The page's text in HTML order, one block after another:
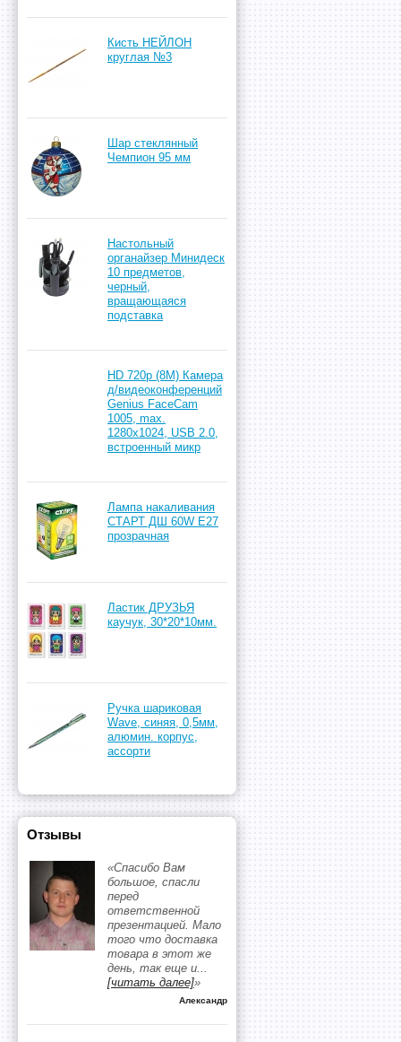
Кисть НЕЙЛОН
круглая №3
Шар стеклянный
Чемпион 95 мм
Настольный
органайзер Минидеск
10 предметов,
черный,
вращающаяся
подставка
HD 720p (8M) Камера
д/видеоконференций
Genius FaceCam
1005, max.
1280x1024, USB 2.0,
встроенный микр
Лампа накаливания
СТАРТ ДШ 60W Е27
прозрачная
Ластик ДРУЗЬЯ
каучук, 30*20*10мм.
Ручка шариковая
Wave, синяя, 0,5мм,
алюмин. корпус,
ассорти
Отзывы
«Спасибо Вам
большое, спасли
перед
ответственной
презентацией. Мало
того что доставка
товара в этот же
день, так еще и...
[читать далее]»
Александр